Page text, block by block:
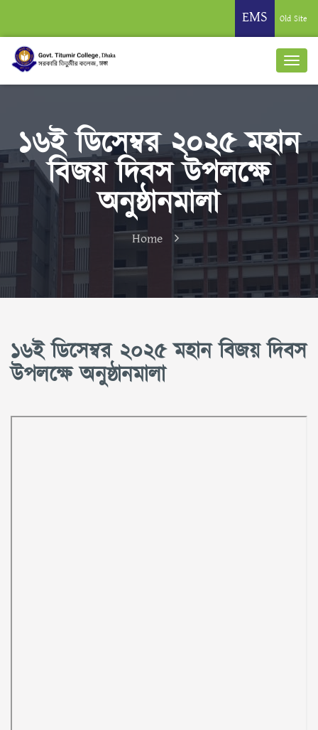
EMS Old Site
১৬ই ডিসেম্বর ২০২৫ মহান
বিজয় দিবস উপলক্ষে
অনুষ্ঠানমালা
Home
১৬ই ডিসেম্বর ২০২৫ মহান বিজয় দিবস
উপলক্ষে অনুষ্ঠানমালা